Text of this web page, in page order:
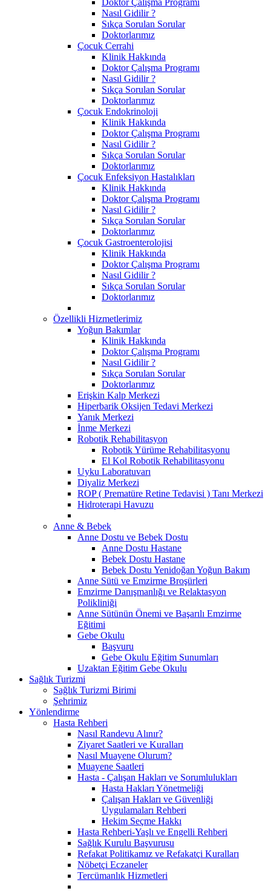
Nasıl Gidilir ?
Sıkça Sorulan Sorular
Doktorlarımız
Çocuk Cerrahi
Klinik Hakkında
Doktor Çalışma Programı
Nasıl Gidilir ?
Sıkça Sorulan Sorular
Doktorlarımız
Çocuk Endokrinoloji
Klinik Hakkında
Doktor Çalışma Programı
Nasıl Gidilir ?
Sıkça Sorulan Sorular
Doktorlarımız
Çocuk Enfeksiyon Hastalıkları
Klinik Hakkında
Doktor Çalışma Programı
Nasıl Gidilir ?
Sıkça Sorulan Sorular
Doktorlarımız
Çocuk Gastroenterolojisi
Klinik Hakkında
Doktor Çalışma Programı
Nasıl Gidilir ?
Sıkça Sorulan Sorular
Doktorlarımız
Özellikli Hizmetlerimiz
Yoğun Bakımlar
Klinik Hakkında
Doktor Çalışma Programı
Nasıl Gidilir ?
Sıkça Sorulan Sorular
Doktorlarımız
Erişkin Kalp Merkezi
Hiperbarik Oksijen Tedavi Merkezi
Yanık Merkezi
İnme Merkezi
Robotik Rehabilitasyon
Robotik Yürüme Rehabilitasyonu
El Kol Robotik Rehabilitasyonu
Uyku Laboratuvarı
Diyaliz Merkezi
ROP ( Prematüre Retine Tedavisi ) Tanı Merkezi
Hidroterapi Havuzu
Anne & Bebek
Anne Dostu ve Bebek Dostu
Anne Dostu Hastane
Bebek Dostu Hastane
Bebek Dostu Yenidoğan Yoğun Bakım
Anne Sütü ve Emzirme Broşürleri
Emzirme Danışmanlığı ve Relaktasyon
Polikliniği
Anne Sütünün Önemi ve Başarılı Emzirme
Eğitimi
Gebe Okulu
Başvuru
Gebe Okulu Eğitim Sunumları
Uzaktan Eğitim Gebe Okulu
Sağlık Turizmi
Sağlık Turizmi Birimi
Şehrimiz
Yönlendirme
Hasta Rehberi
Nasıl Randevu Alınır?
Ziyaret Saatleri ve Kuralları
Nasıl Muayene Olurum?
Muayene Saatleri
Hasta - Çalışan Hakları ve Sorumlulukları
Hasta Hakları Yönetmeliği
Çalışan Hakları ve Güvenliği
Uygulamaları Rehberi
Hekim Seçme Hakkı
Hasta Rehberi-Yaşlı ve Engelli Rehberi
Sağlık Kurulu Başvurusu
Refakat Politikamız ve Refakatçi Kuralları
Nöbetçi Eczaneler
Tercümanlık Hizmetleri